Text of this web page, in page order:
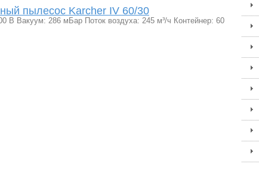
пылесос Karcher IV 60/30
В Вакуум: 286 мБар Поток воздуха: 245 м³/ч Контейнер: 60